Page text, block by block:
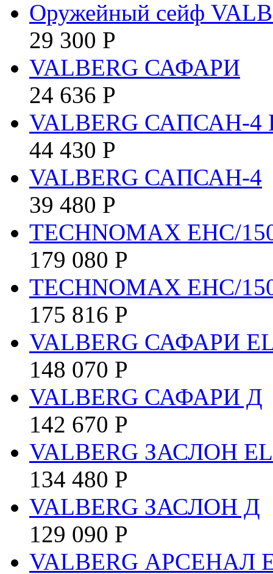
Оружейный сейф
29 300 Р
VALBERG САФАРИ
24 636 Р
VALBERG САПСАН-4
44 430 Р
VALBERG САПСАН-4
39 480 Р
TECHNOMAX EHC/
179 080 Р
TECHNOMAX EHC/
175 816 Р
VALBERG САФАРИ
148 070 Р
VALBERG САФАРИ Д
142 670 Р
VALBERG ЗАСЛОН
134 480 Р
VALBERG ЗАСЛОН Д
129 090 Р
VALBERG АРСЕНАЛ